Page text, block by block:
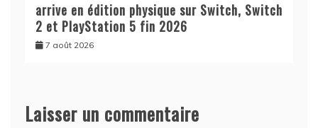
arrive en édition physique sur Switch, Switch
2 et PlayStation 5 fin 2026
7 août 2026
Laisser un commentaire